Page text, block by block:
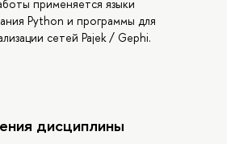
применяется языки
Python и программы для
сетей Pajek / Gephi.
дисциплины